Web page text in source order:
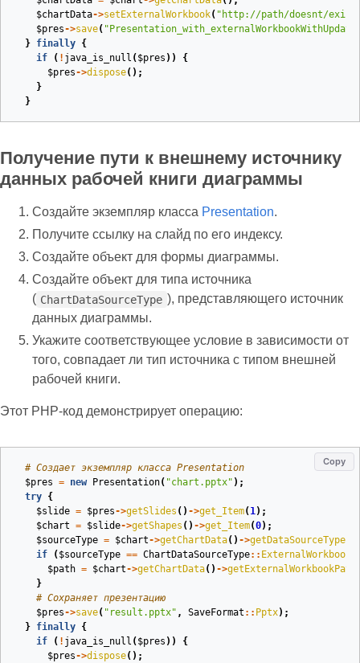
$chartData->setExternalWorkbook( "http://path/doesnt/
$pres->save(
} finally {
if
( ! java_is_null ( $pres ))
{
$pres->dispose();
}
}
Получение пути к внешнему источнику
данных рабочей книги диаграммы
Создайте экземпляр класса Presentation.
Получите ссылку на слайд по его индексу.
Создайте объект для формы диаграммы.
Создайте объект для типа источника
( ChartDataSourceType ), представляющего источник
данных диаграммы.
Укажите соответствующее условие в зависимости от
того, совпадает ли тип источника с типом внешней
рабочей книги.
Этот PHP‑код демонстрирует операцию:
Copy
# Создает экземпляр класса Presentation
$pres = new Presentation( "chart.pptx" );
try {
$slide = $pres->getSlides () ->get_Item( 1);
$chart = $slide->getShapes () ->get_Item(0);
$sourceType = $chart->getChartData() ->getDataSourceType
if
( $sourceType == ChartDataSourceType:: ExternalWorkbook
$path = $chart->getChartData() ->getExternalWorkbookPath
}
# Сохраняет презентацию
$pres->save( "result.pptx" , SaveFormat :: Pptx);
} finally {
if
( ! java_is_null ( $pres ))
{
$pres->dispose();